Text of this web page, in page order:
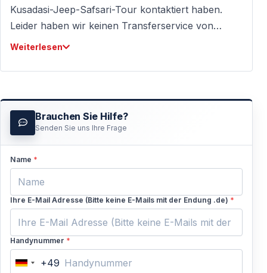
Kusadasi-Jeep-Safsari-Tour kontaktiert haben.
Leider haben wir keinen Transferservice von
Selcuk für unsere Kusadasi Jeep Safari Tour.
Weiterlesen
Brauchen Sie Hilfe?
Senden Sie uns Ihre Frage
Name *
Ihre E-Mail Adresse (Bitte keine E-Mails mit der Endung .de) *
Handynummer *
Germany
+49